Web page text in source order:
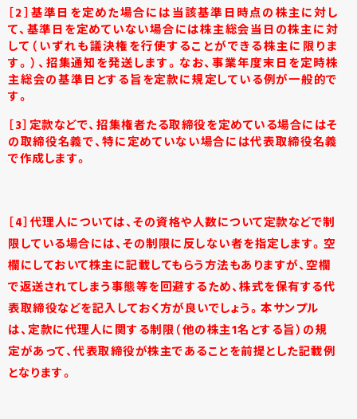
［2］基準日を定めた場合には当該基準日時点の株主に対し
て、基準日を定めていない場合には株主総会当日の株主に対
して（いずれも議決権を行使することができる株主に限りま
す。）、招集通知を発送します。なお、事業年度末日を定時株
主総会の基準日とする旨を定款に規定している例が一般的で
す。
［3］定款などで、招集権者たる取締役を定めている場合にはそ
の取締役名義で、特に定めていない場合には代表取締役名義
で作成します。
［4］代理人については、その資格や人数について定款などで制
限している場合には、その制限に反しない者を指定します。空
欄にしておいて株主に記載してもらう方法もありますが、空欄
で返送されてしまう事態等を回避するため、株式を保有する代
表取締役などを記入しておく方が良いでしょう。本サンプル
は、定款に代理人に関する制限（他の株主1名とする旨）の規
定があって、代表取締役が株主であることを前提とした記載例
となります。